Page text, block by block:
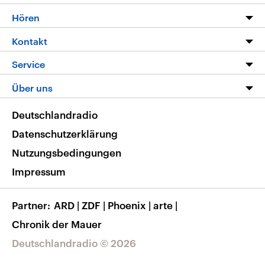
Die Nachrichten
Nachrichtenleicht
Neue Beiträge auf dlf.de
Hören
Livestream
Podcasts
Deutschlandfunk App
Nachrichten App
Frequenzen
Kontakt
Hörerservice
Service
FAQ
Veranstaltungen
Musikliste
RSS
Über uns
Barrierefreiheit
Deutschlandradio © 2026
Deutschlandradio
Datenschutzerklärung
Nutzungsbedingungen
Impressum
Partner ARD | ZDF | Phoenix | arte |
Chronik der Mauer